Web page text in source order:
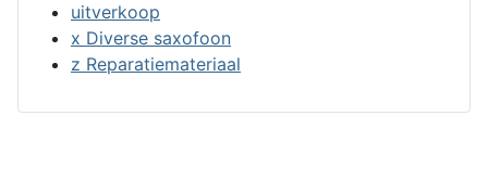
uitverkoop
x Diverse saxofoon
z Reparatiemateriaal